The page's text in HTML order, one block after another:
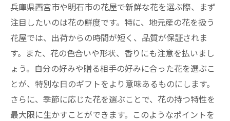
兵庫県西宮市や明石市の花屋で新鮮な花を選ぶ際、まず
注目したいのは花の鮮度です。特に、地元産の花を扱う
花屋では、出荷からの時間が短く、品質が保証されま
す。また、花の色合いや形状、香りにも注意を払いまし
ょう。自分の好みや贈る相手の好みに合った花を選ぶこ
とが、特別な日のギフトをより意味あるものにします。
さらに、季節に応じた花を選ぶことで、花の持つ特性を
最大限に生かすことができます。このようなポイントを